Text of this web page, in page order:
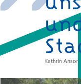
Kathrin